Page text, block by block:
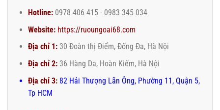
Hotline:0978 406 415 - 0983 345 034
Website: https://ruoungoai68.com
Địa chỉ 1:30 Đoàn thị Điểm, Đống Đa, Hà Nội
Địa chỉ 2:36 Hàng Da, Hoàn Kiếm, Hà Nội
Địa chỉ 3:82 Hải Thượng Lãn Ông, Phường 11, Quận 5,
Tp HCM